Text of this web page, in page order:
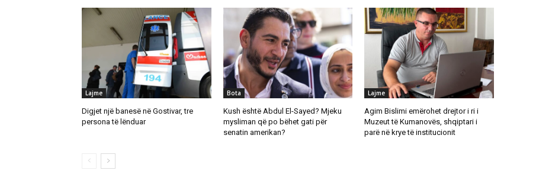
Lajme
Digjet një banesë në Gostivar, tre
persona të lënduar
Bota
Kush është Abdul El-Sayed? Mjeku
mysliman që po bëhet gati për
senatin amerikan?
Lajme
Agim Bislimi emërohet drejtor i ri i
Muzeut të Kumanovës, shqiptari i
parë në krye të institucionit